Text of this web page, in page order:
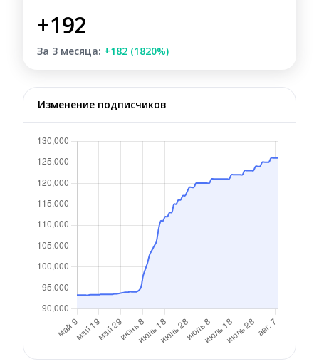
+192
За 3 месяца: +182 (1820%)
Изменение подписчиков